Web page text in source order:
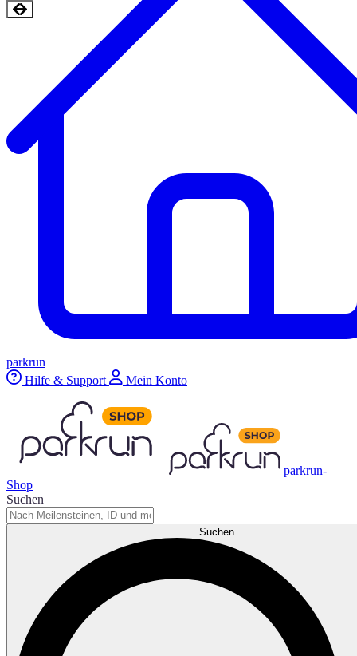
parkrun
Hilfe & Support
Mein Konto
parkrun-
Shop
Suchen
Suchen